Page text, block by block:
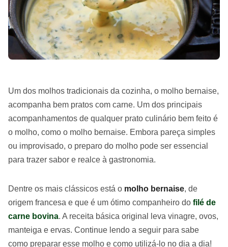
Um dos molhos tradicionais da cozinha, o molho bernaise,
acompanha bem pratos com carne. Um dos principais
acompanhamentos de qualquer prato culinário bem feito é
o molho, como o molho bernaise. Embora pareça simples
ou improvisado, o preparo do molho pode ser essencial
para trazer sabor e realce à gastronomia.
Dentre os mais clássicos está o molho bernaise, de
origem francesa e que é um ótimo companheiro do filé de
carne bovina. A receita básica original leva vinagre, ovos,
manteiga e ervas. Continue lendo a seguir para sabe
como preparar esse molho e como utilizá-lo no dia a dia!